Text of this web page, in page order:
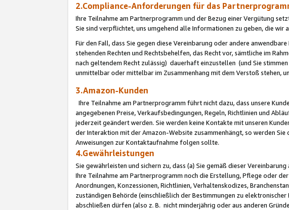
2.Compliance-Anforderungen für das
Ihre Teilnahme am Partnerprogramm und der Bezug einer Vergütung
Sie sind verpflichtet, uns umgehend alle Informationen zu geben, die wir
Für den Fall, dass Sie gegen diese Vereinbarung oder andere
stehenden Rechten und Rechtsbehelfen, das Recht vor, sämtliche im
nach geltendem Recht zulässig) dauerhaft einzustellen (und Sie
unmittelbar oder mittelbar im Zusammenhang mit dem Verstoß stehen,
3.Amazon-Kunden
Ihre Teilnahme am Partnerprogramm führt nicht dazu, dass unsere
angegebenen Preise, Verkaufsbedingungen, Regeln, Richtlinien und
jederzeit geändert werden. Sie werden keine Kontakte mit unseren
der Interaktion mit der Amazon-Website zusammenhängt, so werden
Anweisungen zur Kontaktaufnahme folgen sollte.
4.Gewährleistungen
Sie gewährleisten und sichern zu, dass (a) Sie gemäß dieser
Ihre Teilnahme am Partnerprogramm noch die Erstellung, Pflege oder
Anordnungen, Konzessionen, Richtlinien, Verhaltenskodizes,
zuständigen Behörde (einschließlich der Bestimmungen zu
abschließen dürfen (also z. B. nicht minderjährig oder aus anderen